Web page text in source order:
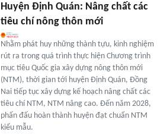
Huyện Định Quán: Nâng chất các
tiêu chí nông thôn mới
Nhằm phát huy những thành tựu, kinh nghiệm
rút ra trong quá trình thực hiện Chương trình
mục tiêu Quốc gia xây dựng nông thôn mới
(NTM), thời gian tới huyện Định Quán, Đồng
Nai tiếp tục xây dựng kế hoạch nâng chất các
tiêu chí NTM, NTM nâng cao. Đến năm 2028,
phấn đấu hoàn thành huyện đạt chuẩn NTM
kiểu mẫu.